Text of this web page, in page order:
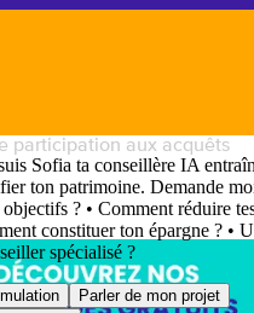
des cookies
Droit de la famille et
participation aux acquêts